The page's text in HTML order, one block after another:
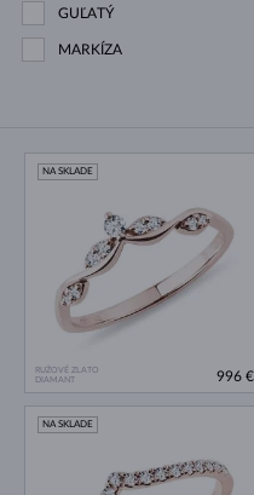
GUĽATÝ
MARKÍZA
RUŽOVÉ ZLATO
DIAMANT
NA SKLADE
996 €
NA SKLADE